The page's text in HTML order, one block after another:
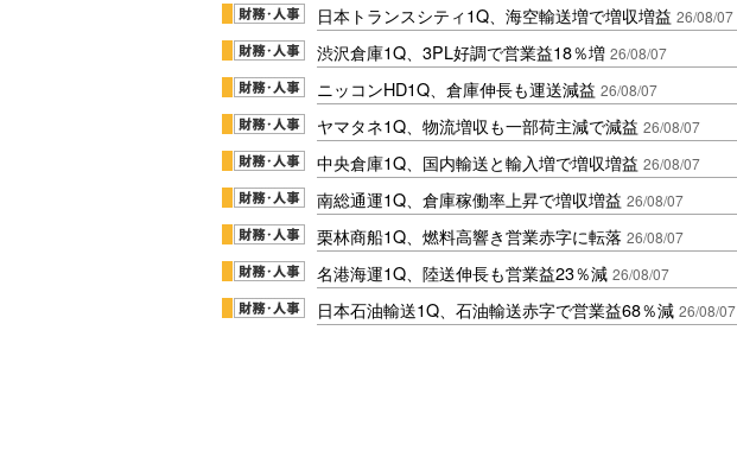
日本トランスシティ1Q、海空輸送増で増収増益 26/08/07
渋沢倉庫1Q、3PL好調で営業益18％増 26/08/07
ニッコンHD1Q、倉庫伸長も運送減益 26/08/07
ヤマタネ1Q、物流増収も一部荷主減で減益 26/08/07
中央倉庫1Q、国内輸送と輸入増で増収増益 26/08/07
南総通運1Q、倉庫稼働率上昇で増収増益 26/08/07
栗林商船1Q、燃料高響き営業赤字に転落 26/08/07
名港海運1Q、陸送伸長も営業益23％減 26/08/07
日本石油輸送1Q、石油輸送赤字で営業益68％減 26/08/07